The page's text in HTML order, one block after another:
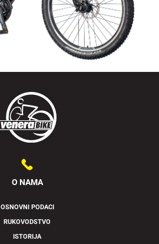
O NAMA
OSNOVNI PODACI
RUKOVODSTVO
ISTORIJA